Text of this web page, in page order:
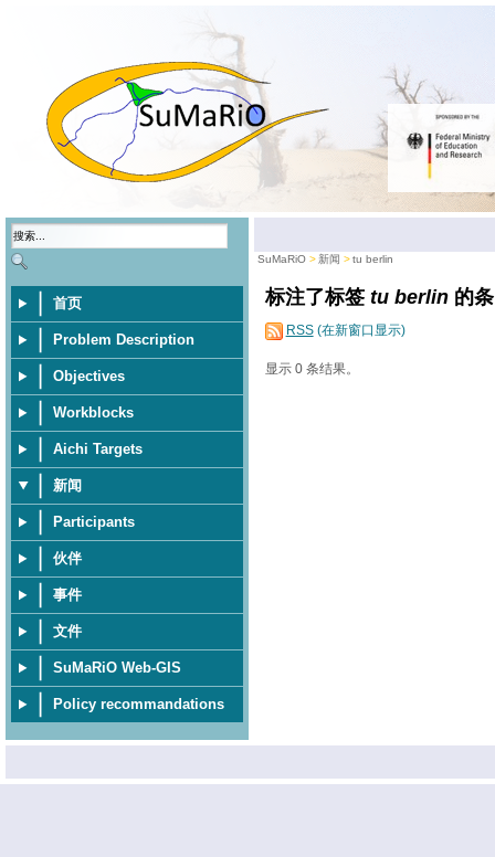
首页
Problem Description
Objectives
Workblocks
Aichi Targets
新闻
Participants
伙伴
事件
文件
SuMaRiO Web-GIS
Policy recommandations
SuMaRiO 新闻 tu berlin
标注了标签 tu berlin的
RSS (在新窗口显示)
显示 0 条结果。